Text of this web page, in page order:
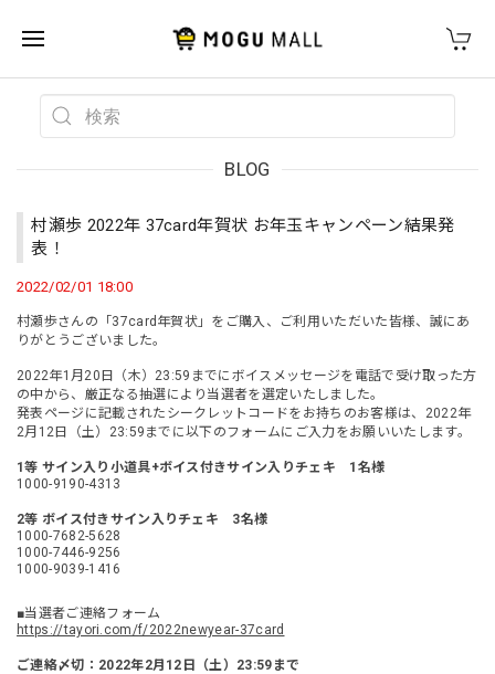
BLOG
村瀬歩 2022年 37card年賀状 お年玉キャンペーン結果発
表！
2022/02/01 18:00
村瀬歩さんの「37card年賀状」をご購入、ご利用いただいた皆様、誠にあ
りがとうございました。
2022年1月20日（木）23:59までにボイスメッセージを電話で受け取った方
の中から、厳正なる抽選により当選者を選定いたしました。
発表ページに記載されたシークレットコードをお持ちのお客様は、2022年
2月12日（土）23:59までに以下のフォームにご入力をお願いいたします。
1等 サイン入り小道具+ボイス付きサイン入りチェキ 1名様
1000-9190-4313
2等 ボイス付きサイン入りチェキ 3名様
1000-7682-5628
1000-7446-9256
1000-9039-1416
■当選者ご連絡フォーム
https://tayori.com/f/2022newyear-37card
ご連絡〆切：2022年2月12日（土）23:59まで